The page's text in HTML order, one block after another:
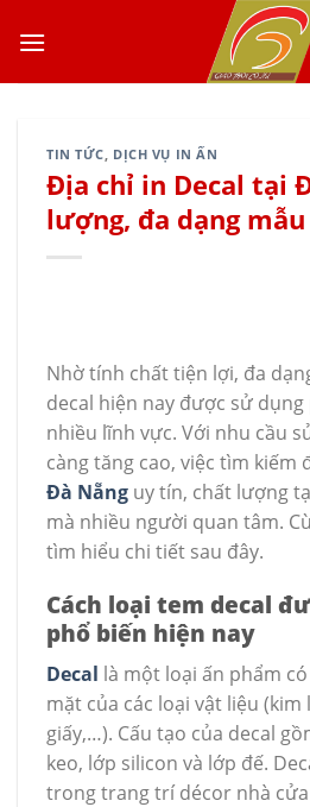
TIN TỨC, DỊCH VỤ IN ẤN
Địa chỉ in Decal tại
lượng, đa dạng
Nhờ tính chất tiện lợi, đa
decal hiện nay được sử
nhiều lĩnh vực. Với nhu cầu
càng tăng cao, việc tìm kiếm
Đà Nẵng uy tín, chất lượng
mà nhiều người quan tâm.
tìm hiểu chi tiết sau đây.
Cách loại tem decal
phổ biến hiện nay
Decal là một loại ấn phẩm
mặt của các loại vật liệu
giấy,…). Cấu tạo của decal
keo, lớp silicon và lớp đế.
trong trang trí décor nhà